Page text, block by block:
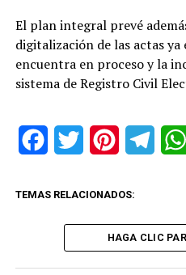
El plan integral prevé
digitalización de las actas
encuentra en proceso y la
sistema de Registro Civil
FacebookTwitter Pinterest
TEMAS RELACIONADOS:
HAGA CLIC